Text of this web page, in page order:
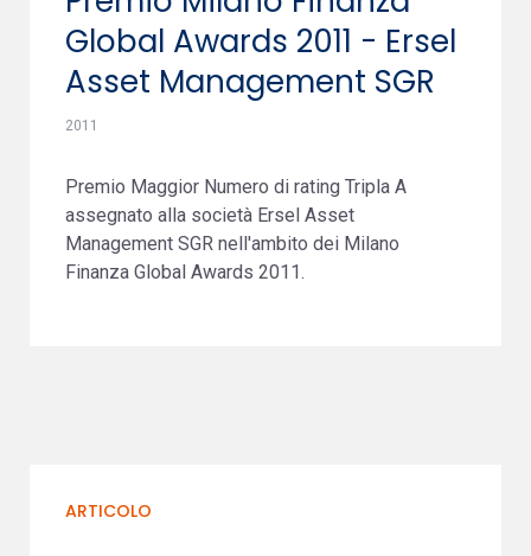
Global Awards 2011 - Ersel
Asset Management SGR
2011
Premio Maggior Numero di rating Tripla A
assegnato alla società Ersel Asset
Management SGR nell'ambito dei Milano
Finanza Global Awards 2011.
ARTICOLO